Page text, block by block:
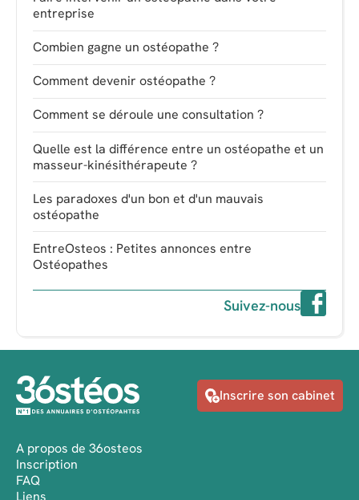
entreprise
Combien gagne un ostéopathe ?
Comment devenir ostéopathe ?
Comment se déroule une consultation ?
Quelle est la différence entre un ostéopathe et un
masseur-kinésithérapeute ?
Les paradoxes d'un bon et d'un mauvais
ostéopathe
EntreOsteos : Petites annonces entre
Ostéopathes
Suivez-nous
Inscrire son cabinet
A propos de 36osteos
Inscription
FAQ
Liens